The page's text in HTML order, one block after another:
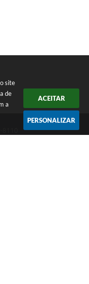
site
de
a
ACEITAR
PERSONALIZAR